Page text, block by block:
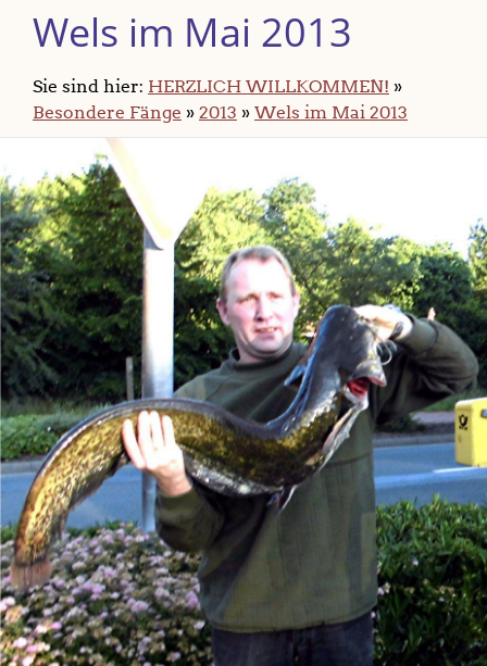
Wels im Mai 2013
Sie sind hier: HERZLICH WILLKOMMEN! »
Besondere Fänge » 2013 » Wels im Mai 2013